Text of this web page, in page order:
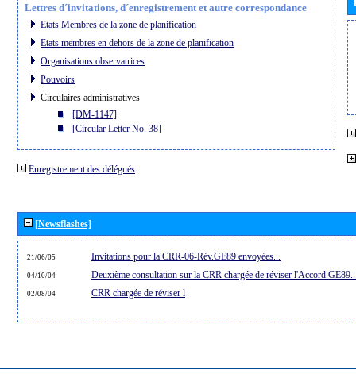
Lettres d´invitations, d´enregistrement et autre correspondance
Etats Membres de la zone de planification
Etats membres en dehors de la zone de planification
Organisations observatrices
Pouvoirs
Circulaires administratives
[DM-1147]
[Circular Letter No. 38]
Enregistrement des délégués
[Newsflashes]
21/06/05 Invitations pour la CRR-06-Rév.GE89 envoyées...
04/10/04 Deuxième consultation sur la CRR chargée de réviser l'Accord
02/08/04 CRR chargée de réviser l